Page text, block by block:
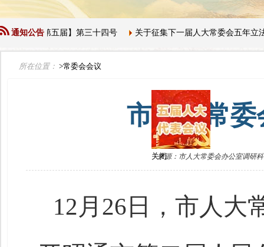
通知公告
告【第五届】第三十四号 关于征集下一届人大常委会五年立法规
关闭
所在位置： >常委会会议
市人大常
来源：市人大常委会办公室调研科
12月26日，市人大